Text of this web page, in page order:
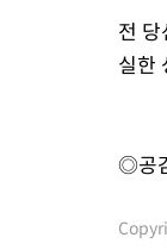
전
실한
◎공